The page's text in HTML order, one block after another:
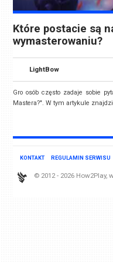
Które postacie są
wymasterowaniu?
LightBow
Gro osób często zadaje sobie
Mastera?". W tym artykule
KONTAKT REGULAMIN SERWISU
© 2012 - 2026 How2Play,